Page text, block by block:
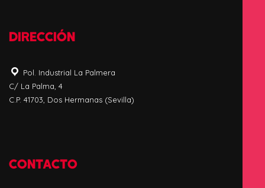
DIRECCIÓN
Pol. Industrial La Palmera
C/ La Palma, 4
C.P. 41703, Dos Hermanas (Sevilla)
CONTACTO